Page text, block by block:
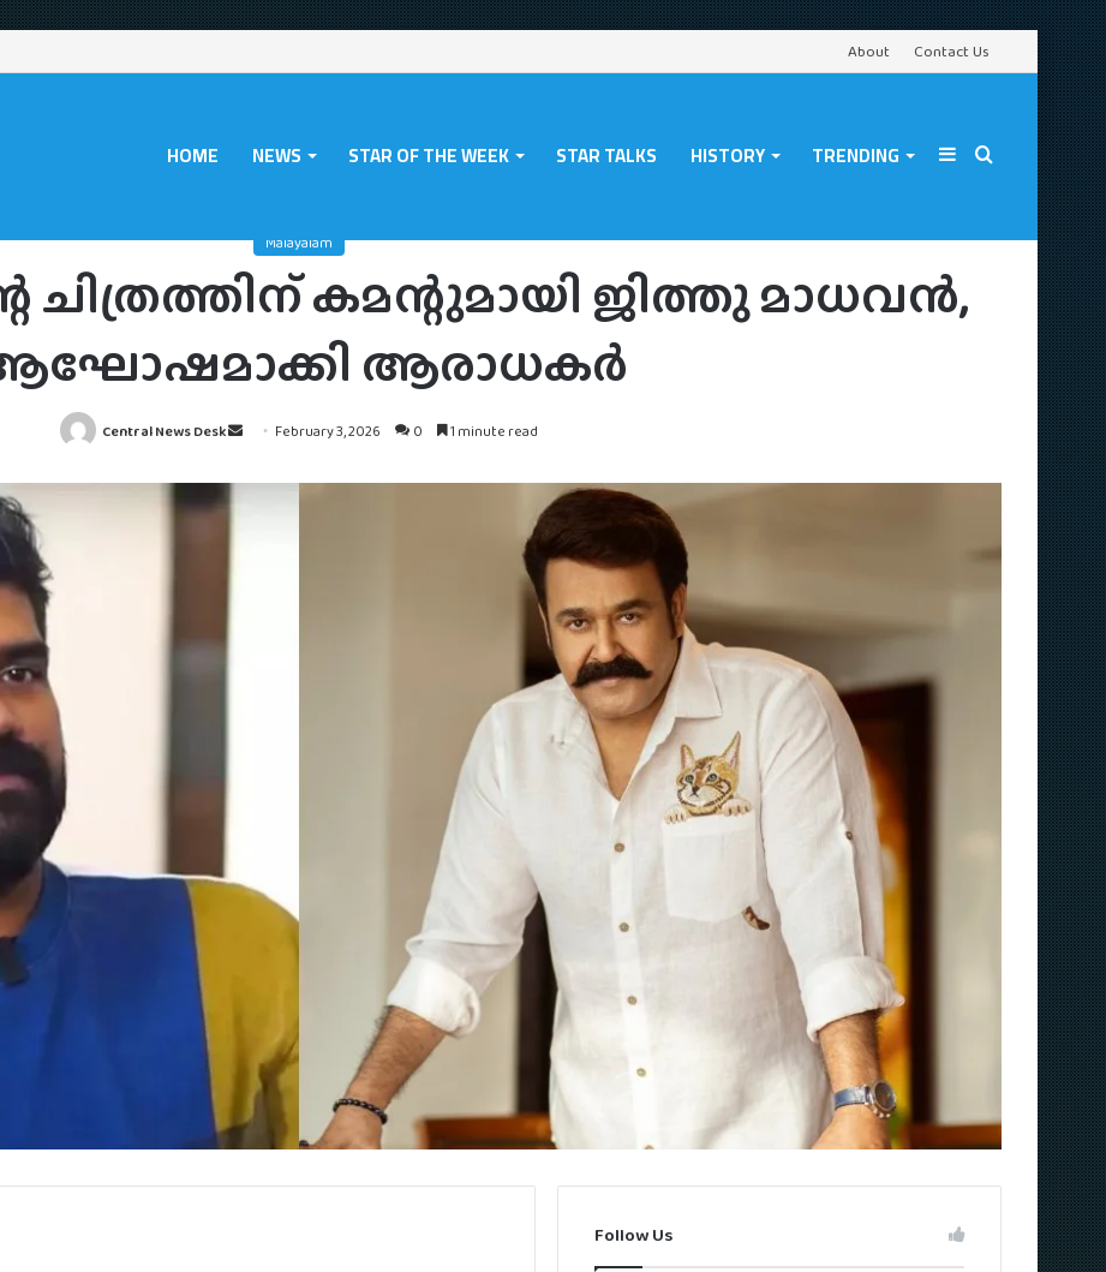
About Contact Us
HOME NEWS STAR OF THE WEEK STAR TALKS HISTORY TRENDING Search
Sidebar
Malayalam
ചിത്രത്തിന് കമന്റുമായി ജിത്തു മാധവൻ,
ആരാധകർ
Central News Desk
Send
email
February 3, 2026 0 1 minute read
Follow Us